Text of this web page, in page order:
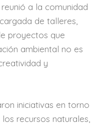
a la comunidad
de talleres,
proyectos que
ambiental no es
y
iniciativas en torno
recursos naturales,